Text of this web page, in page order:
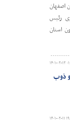
اصفهان
رئیس
استان
۰۲-۱۲ ۰۱:۵۶
و ذوب
۰۲-۱۱ ۱۹:۴۸